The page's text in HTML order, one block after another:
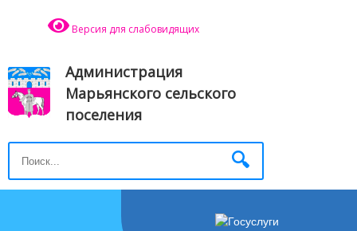
Версия для слабовидящих
Администрация
Марьянского сельского
поселения